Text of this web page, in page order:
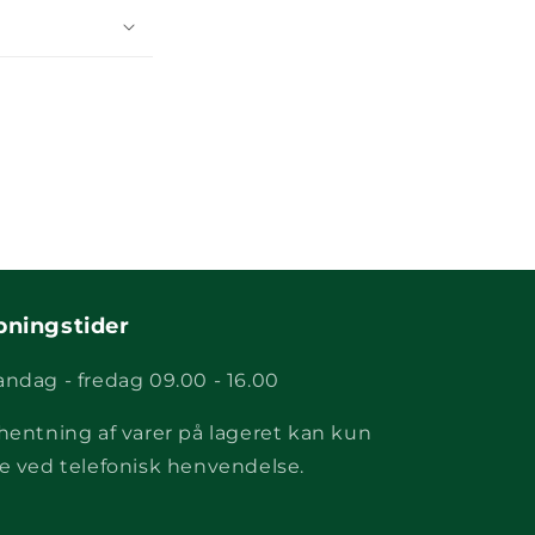
- fredag 09.00 - 16.00
af varer på lageret kan kun
ved telefonisk henvendelse.